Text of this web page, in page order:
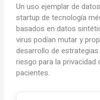
Un uso ejemplar de
startup de tecnología
basados en datos
virus podían mutar y
desarrollo de
riesgo para la
pacientes.